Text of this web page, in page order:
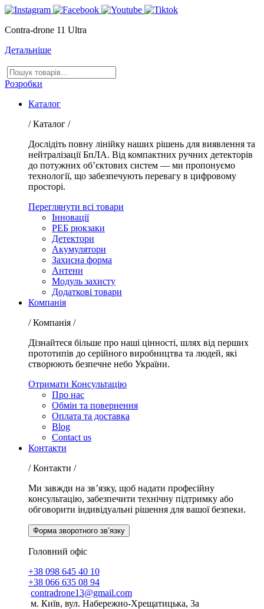
Contra-drone 11 Ultra
Детальніше
Пошук
товарів
Розробки
Каталог
/ Каталог /
Дослідіть повну лінійку наших рішень для виявлення та
нейтралізації БпЛА. Від компактних ручних детекторів
до потужних об’єктових систем — ми пропонуємо
технології, що забезпечують перевагу в цифровому
просторі.
Переглянути всі товари
Інновації
РЕБ рюкзаки
Детектори
Акумулятори
Захисна форма
Антени
Модуль захисту
Додаткові товари
Компанія
/ Компанія /
Дізнайтеся більше про наші цінності, шлях від перших
прототипів до серійного виробництва та людей, які
створюють безпечне небо України.
Отримати Консультацію
Про нас
Обмін та повернення
Оплата та доставка
Blog
Contact us
Контакти
/ Контакти /
Ми завжди на зв’язку, щоб надати професійну
консультацію, забезпечити технічну підтримку або
обговорити індивідуальні рішення для вашої безпеки.
Форма зворотного зв’язку
Головний офіс
+38 098 645 40 10
+38 066 635 08 94
contradrone13@gmail.com
м. Київ, вул. Набережно-Хрещатицька, 3а